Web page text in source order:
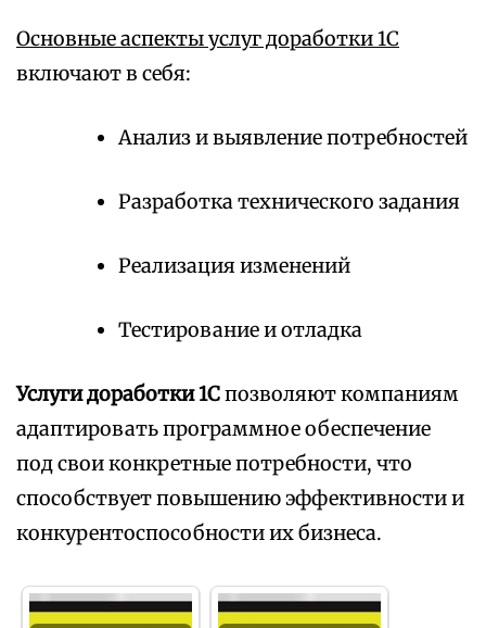
Основные аспекты услуг доработки 1С
включают в себя:
Анализ и выявление потребностей
Разработка технического задания
Реализация изменений
Тестирование и отладка
Услуги доработки 1Спозволяют компаниям
адаптировать программное обеспечение
под свои конкретные потребности, что
способствует повышению эффективности и
конкурентоспособности их бизнеса.